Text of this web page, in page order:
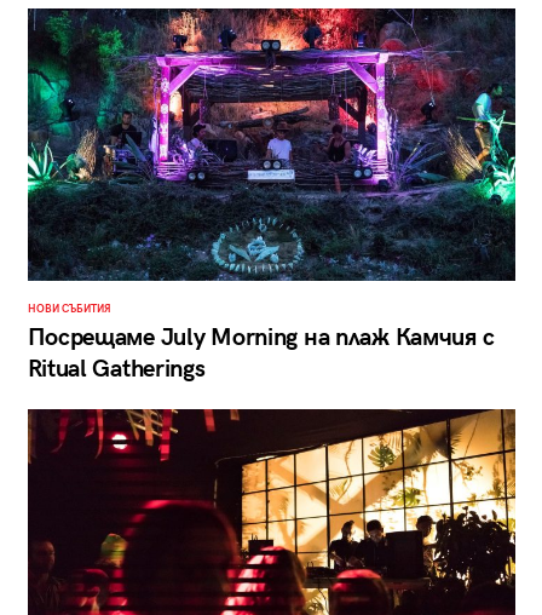
НОВИ СЪБИТИЯ
Посрещаме July Morning на плаж Камчия с
Ritual Gatherings